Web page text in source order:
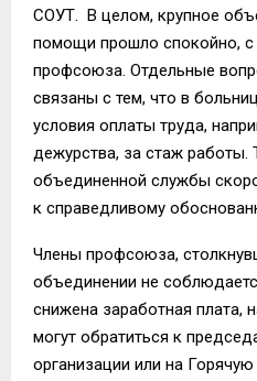
СОУТ. В целом, крупное
помощи прошло спокойно, с
профсоюза. Отдельные
связаны с тем, что в
условия оплаты труда,
дежурства, за стаж работы.
объединенной службы
к справедливому
Члены профсоюза,
объединении не
снижена заработная плата,
могут обратиться к
организации или на